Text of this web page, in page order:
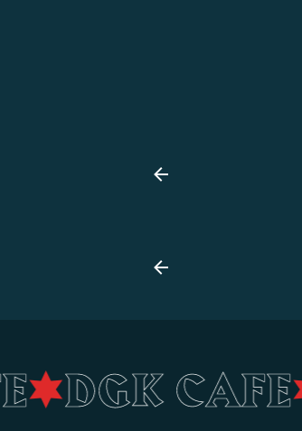
•DGK